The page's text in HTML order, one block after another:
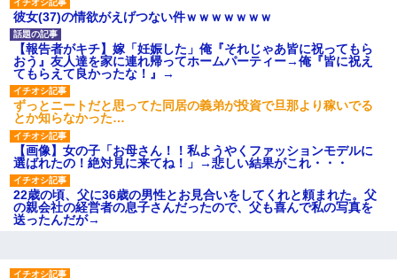
後続車にクラクションを鳴ら
され彼氏が逆切れ。「何クラク
ション鳴らしてんだ！降りてこ
いよ！」と怒鳴りだし...
【衝撃】報酬100万円超の治験
募集がこちらｗｗｗｗｗ(※画像
あり)
【ネット騒然】惨殺されたタ
ワマン頂き女子のこの動画、す
げえええええｗｗｗｗｗｗｗｗ
ｗｗｗ
【愕然】白のクラウン俺氏、
高速道路左車線を制限速度で走
った結果wwwwwwwwwwww
百年の恋12-899 食べた量を
張り合ってくる
彼女(37)の情欲がえげつない件ｗｗｗｗｗｗｗ
【報告者がキチ】嫁「妊娠した」俺『それじゃあ皆に祝ってもら
おう』友人達を家に連れ帰ってホームパーティー→俺『皆に祝え
てもらえて良かったな！』→
ずっとニートだと思ってた同居の義弟が投資で旦那より稼いでる
とか知らなかった…
【画像】女の子「お母さん！！私ようやくファッションモデルに
選ばれたの！絶対見に来てね！」→悲しい結果がこれ・・・
22歳の頃、父に36歳の男性とお見合いをしてくれと頼まれた。父
の親会社の経営者の息子さんだったので、父も喜んで私の写真を
送ったんだが→